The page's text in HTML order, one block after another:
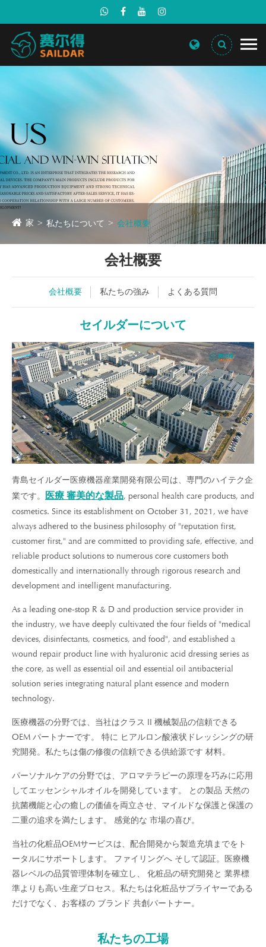
家 私たちについて 会社概要
会社概要
会社概要 私たちの強み よくある質問
セイルダーについて
青島セイルダー医療機器産業開発有限公司は、専門のハイテク企
業です。 医療 審美的な製品, personal health care products, and
cosmetics. Since its establishment on October 31, 2021, we have
always adhered to the business philosophy of "reputation first,
customer first," and are committed to providing safe, effective, and
reliable product solutions to numerous core customers both
domestically and internationally through rigorous research and
development and intelligent manufacturing.
As a leading one-stop R & D and production service provider in
the industry, we have deeply cultivated the four fields of "medical
devices, disinfectants, cosmetics, and food", and established a
wound repair product line with hyaluronic acid dressing series as
the core, as well as essential oil and essential oil antibacterial
solution series integrating natural plant essence and modern
technology.
医療機器の分野では、当社はクラス II 機械製品の信頼できる
OEM パートナーです。 特に ヒアルロン酸液状ドレッシングの研
究開発。私たちは傷の修復の信頼できる供給源です 材料。
パーソナルケアの分野では、アロマテラピーの原理を巧みに応用
してエッセンシャルオイルを開発しています。 との製品 天然の
抗菌機能と心の癒しの価値を両立させ、マイルドな保護と保護の
二重の追求を満たします。 感覚的な 市場の喜び。
当社の化粧品OEMサービスは、配合開発から製造充填までをト
ータルにサポートします。 ファイリングへ そして認証。医療機
器レベルの品質管理体制を確立し、 化粧品の研究開発と 業界標
準よりも高い生産プロセス。私たちは化粧品サプライヤーである
だけでなく、お客様の ブランド 共創パートナー。
私たちの工場